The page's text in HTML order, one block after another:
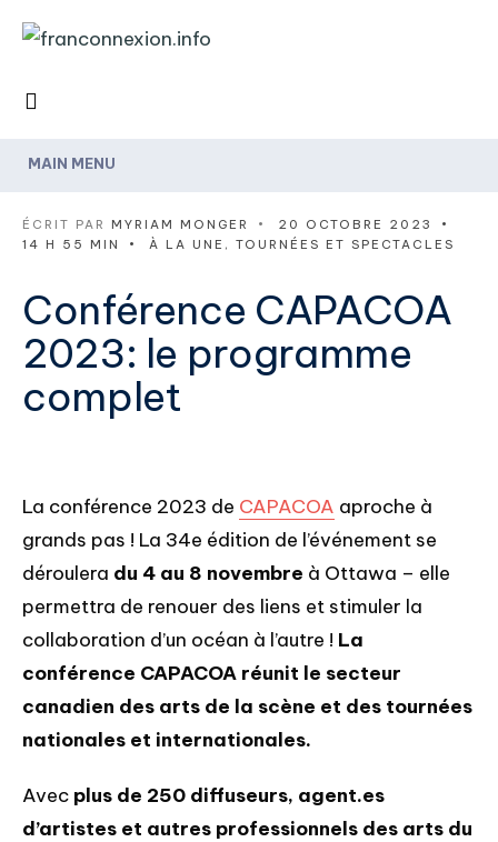
MAIN MENU
ÉCRIT PAR MYRIAM MONGER • 20 OCTOBRE 2023
•
14 H 55 MIN
• À LA UNE , TOURNÉES ET SPECTACLES
Conférence CAPACOA
2023: le programme
complet
La conférence 2023 de CAPACOA aproche à
grands pas ! La 34e édition de l’événement se
déroulera du 4 au 8 novembre à Ottawa – elle
permettra de renouer des liens et stimuler la
collaboration d’un océan à l’autre ! La
conférence CAPACOA réunit le secteur
canadien des arts de la scène et des tournées
nationales et internationales.
Avec plus de 250 diffuseurs, agent.es
d’artistes et autres professionnels des arts du